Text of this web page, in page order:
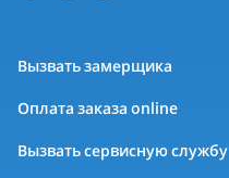
Вызвать замерщика
Оплата заказа online
Вызвать сервисную службу